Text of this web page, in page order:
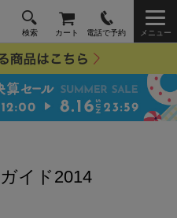
検索 カート 電話で予約 メニュー
イド2014